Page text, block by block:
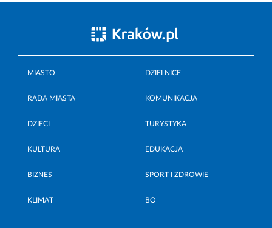
MIASTO DZIELNICE
RADA MIASTA KOMUNIKACJA
DZIECI TURYSTYKA
KULTURA EDUKACJA
BIZNES SPORT I ZDROWIE
KLIMAT BO